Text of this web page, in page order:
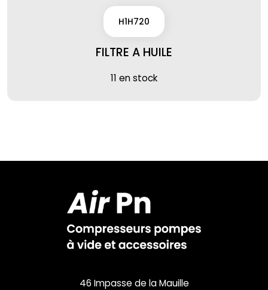
H1H720
FILTRE A HUILE
11 en stock
46 Impasse de la Mauille